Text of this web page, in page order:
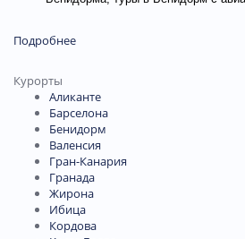
Подробнее
Курорты
Аликанте
Барселона
Бенидорм
Валенсия
Гран-Канария
Гранада
Жирона
Ибица
Кордова